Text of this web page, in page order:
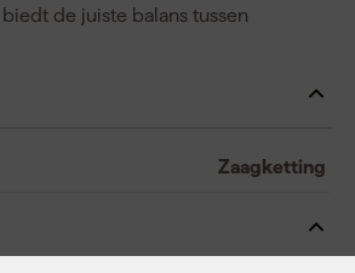
de juiste balans tussen
Zaagketting